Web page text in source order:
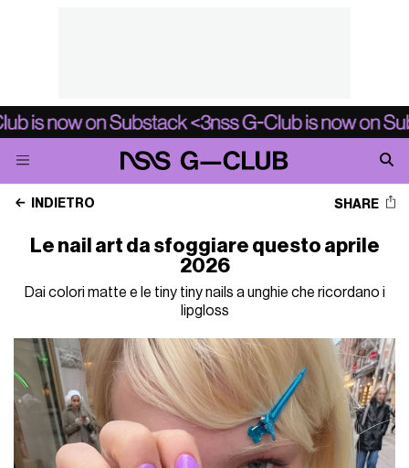
INDIETRO SHARE
Le nail art da sfoggiare questo aprile
2026
Dai colori matte e le tiny tiny nails a unghie che ricordano i
lipgloss